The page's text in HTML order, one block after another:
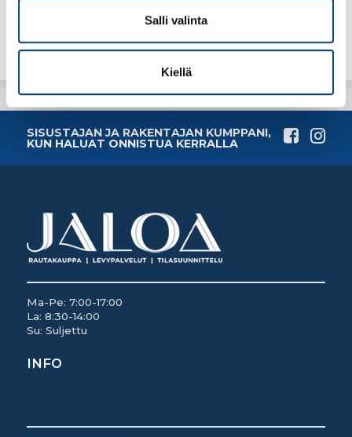
Salli valinta
Kiellä
SISUSTAJAN JA RAKENTAJAN KUMPPANI,
KUN HALUAT ONNISTUA KERRALLA
Ma-Pe: 7:00-17:00
La: 8:30-14:00
Su: Suljettu
INFO